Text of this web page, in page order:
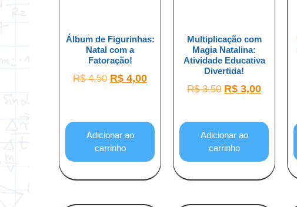
Álbum de Figurinhas:
Natal com a
Fatoração!
R$4,50 R$ 4,00
Adicionar ao
carrinho
Multiplicação com
Magia Natalina:
Atividade Educativa
Divertida!
R$3,50 R$ 3,00
Adicionar ao
carrinho